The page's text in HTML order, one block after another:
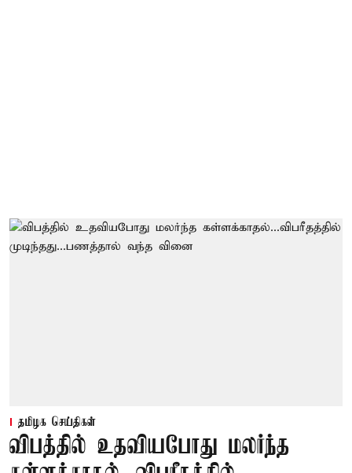
தமிழக செய்திகள்
விபத்தில் உதவியபோது மலர்ந்த